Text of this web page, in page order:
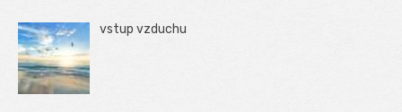
vstup vzduchu